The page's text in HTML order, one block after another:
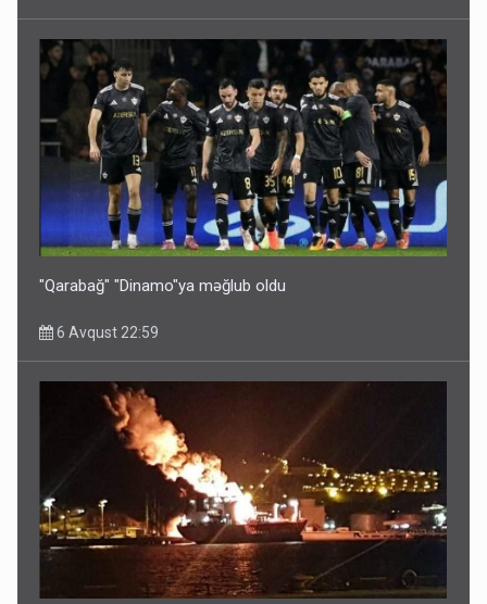
Bu ölkələrə şəxsiyyət vəsiqəsi ilə gedə biləcəksiniz -
SİYAHI
6 Avqust 10:53
Ərdoğana sui-qəsd planının iştirakçısı detalları açıqladı
"Qarabağ" "Dinamo"ya məğlub oldu
6 Avqust 22:59